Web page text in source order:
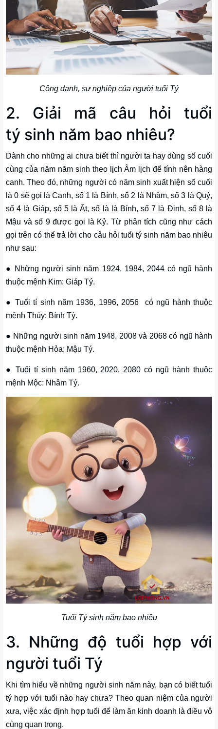
Công danh, sự nghiệp của người tuổi Tý
2. Giải mã câu hỏi tuổi
tý sinh năm bao nhiêu?
Dành cho những ai chưa biết thì người ta hay dùng số cuối
cùng của năm năm sinh theo lịch Âm lịch để tính nên hàng
canh. Theo đó, những người có năm sinh xuất hiện số cuối
là 0 sẽ gọi là Canh, số 1 là Bính, số 2 là Nhâm, số 3 là Quý,
số 4 là Giáp, số 5 là Ất, số là là Bính, số 7 là Đinh, số 8 là
Mậu và số 9 được gọi là Kỷ. Từ phân tích cũng như cách
gọi trên có thể trả lời cho câu hỏi tuổi tý sinh năm bao nhiêu
như sau:
● Những người sinh năm 1924, 1984, 2044 có ngũ hành
thuộc mệnh Kim: Giáp Tý.
● Tuổi tí sinh năm 1936, 1996, 2056 có ngũ hành thuộc
mệnh Thủy: Bính Tý.
● Những người sinh năm 1948, 2008 và 2068 có ngũ hành
thuộc mệnh Hỏa: Mậu Tý.
● Tuổi tí sinh năm 1960, 2020, 2080 có ngũ hành thuộc
mệnh Mộc: Nhâm Tý.
Tuổi Tý sinh năm bao nhiêu
3. Những độ tuổi hợp với
người tuổi Tý
Khi tìm hiểu về những người sinh năm này, bạn có biết tuổi
tý hợp với tuổi nào hay chưa? Theo quan niệm của người
xưa, việc xác định hợp tuổi để làm ăn kinh doanh là điều vô
cùng quan trọng.